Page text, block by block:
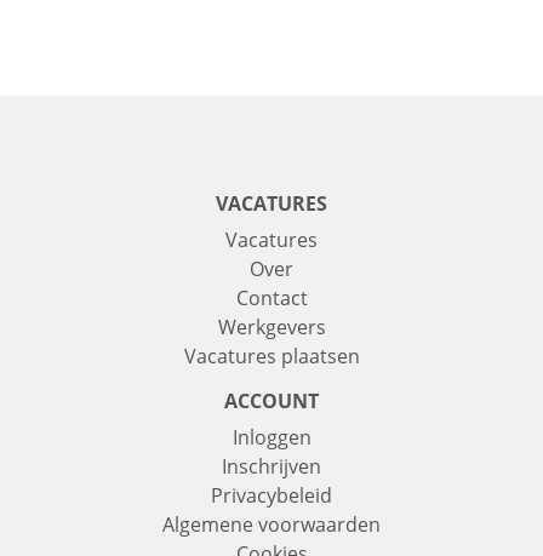
VACATURES
Vacatures
Over
Contact
Werkgevers
Vacatures plaatsen
ACCOUNT
Inloggen
Inschrijven
Privacybeleid
Algemene voorwaarden